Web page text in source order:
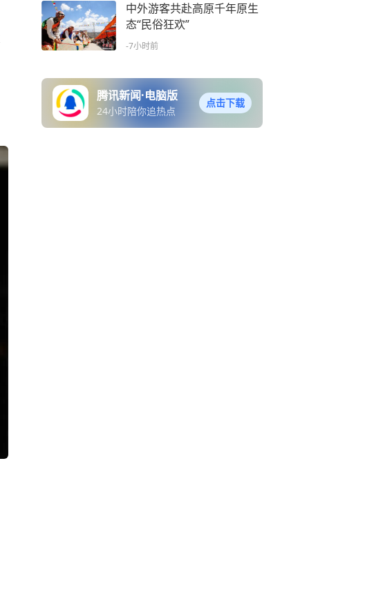
中外游客共赴高原千年原生
态“民俗狂欢”
-7小时前
腾讯新闻·电脑版
24小时陪你追热点
点击下载